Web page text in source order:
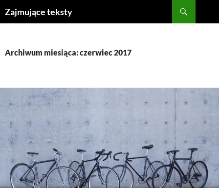
Zajmujące teksty
Archiwum miesiąca: czerwiec 2017